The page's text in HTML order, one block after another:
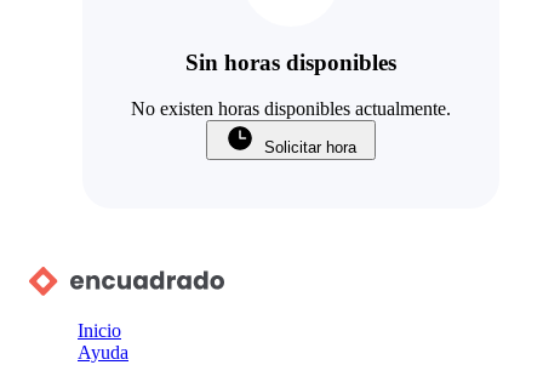
Sin horas disponibles
No existen horas disponibles actualmente.
Solicitar hora
Inicio
Ayuda